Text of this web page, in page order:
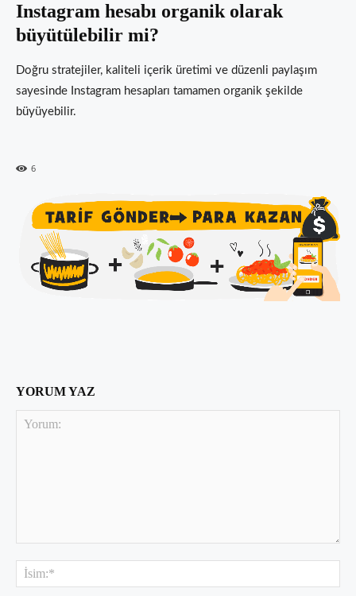
Instagram hesabı organik olarak
büyütülebilir mi?
Doğru stratejiler, kaliteli içerik üretimi ve düzenli paylaşım
sayesinde Instagram hesapları tamamen organik şekilde
büyüyebilir.
6
YORUM YAZ